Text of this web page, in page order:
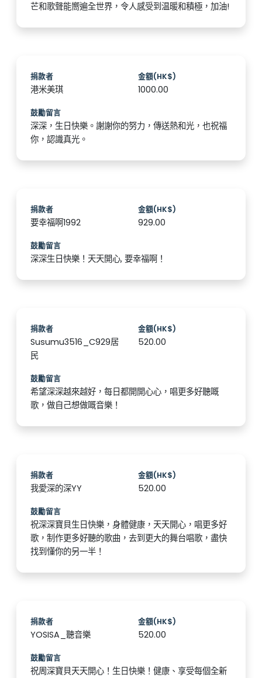
芒和歌聲能嚮遍全世界，令人感受到温暖和積極，加油!
捐款者
港米美琪
金額(HK$)
1000.00
鼓勵留言
深深，生日快樂。謝謝你的努力，傳送熱和光，也祝福
你，認識真光。
捐款者
要幸福啊1992
金額(HK$)
929.00
鼓勵留言
深深生日快樂！天天開心, 要幸福啊！
捐款者
Susumu3516_C929居
民
金額(HK$)
520.00
鼓勵留言
希望深深越來越好，每日都開開心心，唱更多好聽嘅
歌，做自己想做嘅音樂！
捐款者
我愛深的深YY
金額(HK$)
520.00
鼓勵留言
祝深深寶貝生日快樂，身體健康，天天開心，唱更多好
歌，制作更多好聽的歌曲，去到更大的舞台唱歌，盡快
找到懂你的另一半！
捐款者
YOSISA_聽音樂
金額(HK$)
520.00
鼓勵留言
祝周深寶貝天天開心！生日快樂！健康、享受每個全新